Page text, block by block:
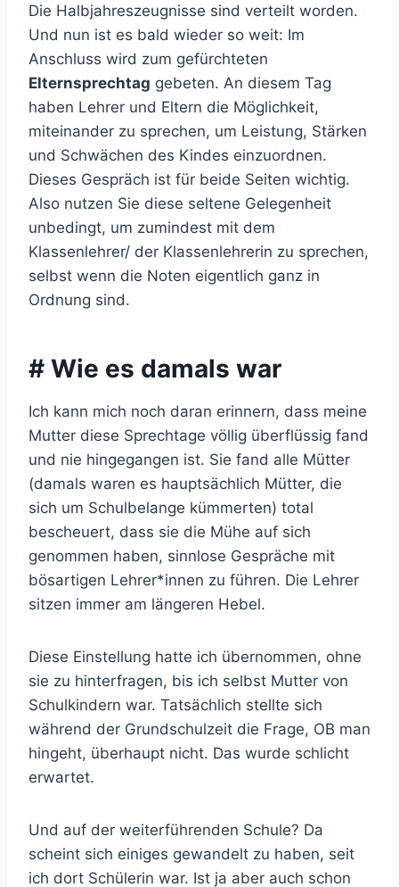
Die Halbjahreszeugnisse sind verteilt worden.
Und nun ist es bald wieder so weit: Im
Anschluss wird zum gefürchteten
Elternsprechtag gebeten. An diesem Tag
haben Lehrer und Eltern die Möglichkeit,
miteinander zu sprechen, um Leistung, Stärken
und Schwächen des Kindes einzuordnen.
Dieses Gespräch ist für beide Seiten wichtig.
Also nutzen Sie diese seltene Gelegenheit
unbedingt, um zumindest mit dem
Klassenlehrer/ der Klassenlehrerin zu sprechen,
selbst wenn die Noten eigentlich ganz in
Ordnung sind.
# Wie es damals war
Ich kann mich noch daran erinnern, dass meine
Mutter diese Sprechtage völlig überflüssig fand
und nie hingegangen ist. Sie fand alle Mütter
(damals waren es hauptsächlich Mütter, die
sich um Schulbelange kümmerten) total
bescheuert, dass sie die Mühe auf sich
genommen haben, sinnlose Gespräche mit
bösartigen Lehrer*innen zu führen. Die Lehrer
sitzen immer am längeren Hebel.
Diese Einstellung hatte ich übernommen, ohne
sie zu hinterfragen, bis ich selbst Mutter von
Schulkindern war. Tatsächlich stellte sich
während der Grundschulzeit die Frage, OB man
hingeht, überhaupt nicht. Das wurde schlicht
erwartet.
Und auf der weiterführenden Schule? Da
scheint sich einiges gewandelt zu haben, seit
ich dort Schülerin war. Ist ja aber auch schon